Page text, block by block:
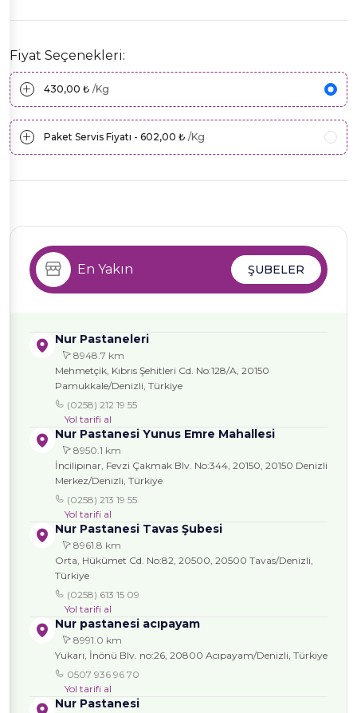
Fiyat Seçenekleri:
430,00 ₺ /Kg
Paket Servis Fiyatı - 602,00 ₺ /Kg
En Yakın ŞUBELER
Nur Pastaneleri
8948.7 km
Mehmetçik, Kıbrıs Şehitleri Cd. No:128/A, 20150
Pamukkale/Denizli, Türkiye
(0258) 212 19 55
Yol tarifi al
Nur Pastanesi Yunus Emre Mahallesi
8950.1 km
İncilipınar, Fevzi Çakmak Blv. No:344, 20150, 20150 Denizli
Merkez/Denizli, Türkiye
(0258) 213 19 55
Yol tarifi al
Nur Pastanesi Tavas Şubesi
8961.8 km
Orta, Hükümet Cd. No:82, 20500, 20500 Tavas/Denizli,
Türkiye
(0258) 613 15 09
Yol tarifi al
Nur pastanesi acıpayam
8991.0 km
Yukarı, İnönü Blv. no:26, 20800 Acıpayam/Denizli, Türkiye
0507 936 96 70
Yol tarifi al
Nur Pastanesi